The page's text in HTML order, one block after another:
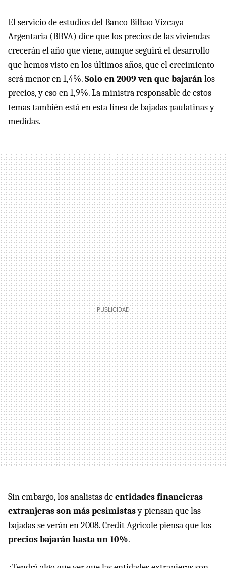
El servicio de estudios del Banco Bilbao Vizcaya
Argentaria (BBVA) dice que los precios de las viviendas
crecerán el año que viene, aunque seguirá el desarrollo
que hemos visto en los últimos años, que el crecimiento
será menor en 1,4%.Solo en 2009 ven que bajaránlos
precios, y eso en 1,9%. La ministra responsable de estos
temas también está en esta línea de bajadas paulatinas y
medidas.
Sin embargo, los analistas deentidades financieras
extranjeras son más pesimistasy piensan que las
bajadas se verán en 2008. Credit Agricole piensa que los
precios bajarán hasta un 10%.